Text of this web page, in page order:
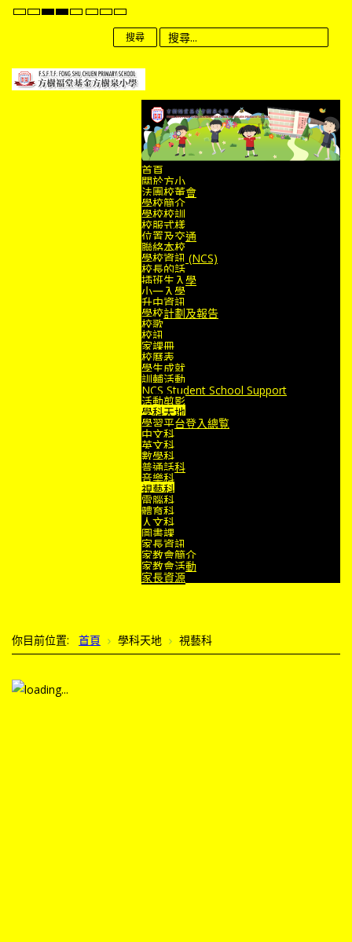
Default
NightHighHighHigh
Contrast
Set
Smaller
Set
Default
Set
Larger
Font
搜尋
首頁
關於方小
法團校董會
學校簡介
學校校訓
校服式樣
位置及交通
聯絡本校
學校資訊 (NCS)
校長的話
插班生入學
小一入學
升中資訊
學校計劃及報告
校歌
校訊
家課冊
校曆表
學生成就
訓輔活動
NCS Student School Support
活動剪影
學科天地
學習平台登入總覧
中文科
英文科
數學科
普通話科
音樂科
視藝科
電腦科
體育科
人文科
圖書課
家長資訊
家教會簡介
家教會活動
家長資源
你目前位置: 首頁 學科天地 視藝科